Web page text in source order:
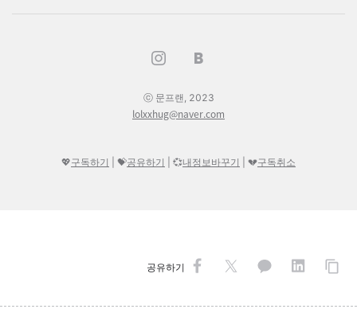
ⓒ 문프랜, 2023
lolxxhug@naver.com
💖구독하기 | 💝공유하기 💞내정보바꾸기 💔구독취소
공유하기